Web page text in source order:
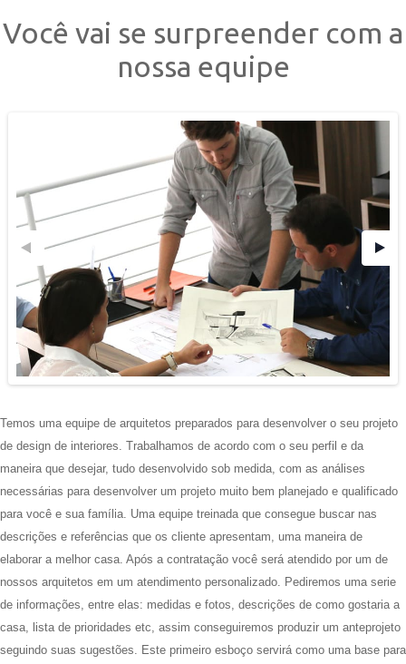
Você vai se surpreender com a
nossa equipe
Temos uma equipe de arquitetos preparados para desenvolver o seu projeto
de design de interiores. Trabalhamos de acordo com o seu perfil e da
maneira que desejar, tudo desenvolvido sob medida, com as análises
necessárias para desenvolver um projeto muito bem planejado e qualificado
para você e sua família. Uma equipe treinada que consegue buscar nas
descrições e referências que os cliente apresentam, uma maneira de
elaborar a melhor casa. Após a contratação você será atendido por um de
nossos arquitetos em um atendimento personalizado. Pediremos uma serie
de informações, entre elas: medidas e fotos, descrições de como gostaria a
casa, lista de prioridades etc, assim conseguiremos produzir um anteprojeto
seguindo suas sugestões. Este primeiro esboço servirá como uma base para